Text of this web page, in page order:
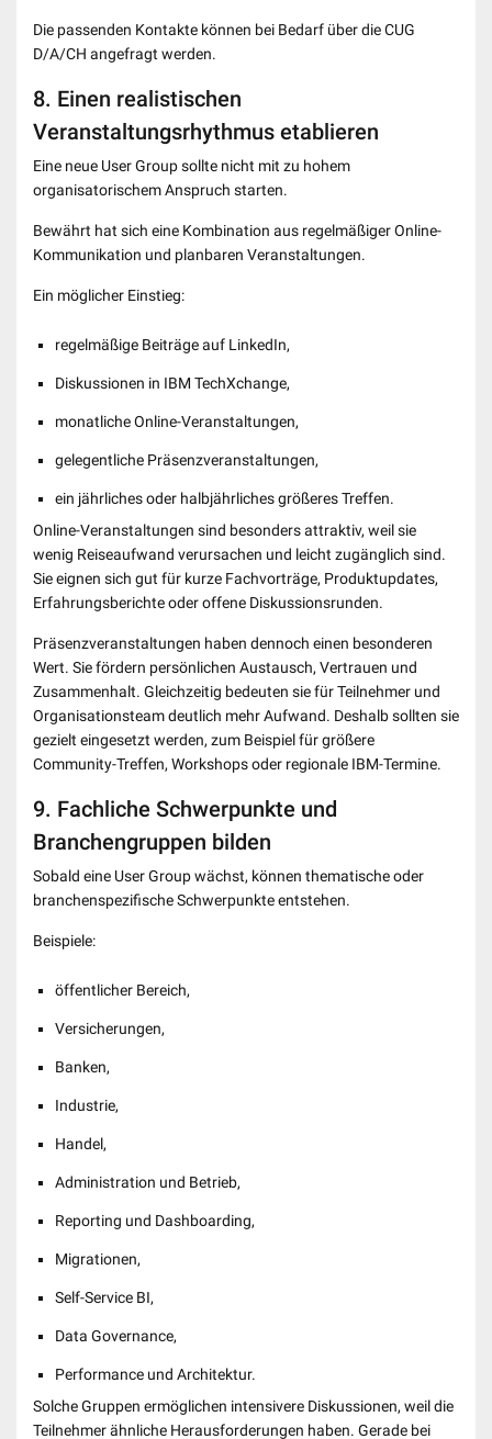
Die passenden Kontakte können bei Bedarf über die CUG
D/A/CH angefragt werden.
8. Einen realistischen
Veranstaltungsrhythmus etablieren
Eine neue User Group sollte nicht mit zu hohem
organisatorischem Anspruch starten.
Bewährt hat sich eine Kombination aus regelmäßiger Online-
Kommunikation und planbaren Veranstaltungen.
Ein möglicher Einstieg:
regelmäßige Beiträge auf LinkedIn,
Diskussionen in IBM TechXchange,
monatliche Online-Veranstaltungen,
gelegentliche Präsenzveranstaltungen,
ein jährliches oder halbjährliches größeres Treffen.
Online-Veranstaltungen sind besonders attraktiv, weil sie
wenig Reiseaufwand verursachen und leicht zugänglich sind.
Sie eignen sich gut für kurze Fachvorträge, Produktupdates,
Erfahrungsberichte oder offene Diskussionsrunden.
Präsenzveranstaltungen haben dennoch einen besonderen
Wert. Sie fördern persönlichen Austausch, Vertrauen und
Zusammenhalt. Gleichzeitig bedeuten sie für Teilnehmer und
Organisationsteam deutlich mehr Aufwand. Deshalb sollten sie
gezielt eingesetzt werden, zum Beispiel für größere
Community-Treffen, Workshops oder regionale IBM-Termine.
9. Fachliche Schwerpunkte und
Branchengruppen bilden
Sobald eine User Group wächst, können thematische oder
branchenspezifische Schwerpunkte entstehen.
Beispiele:
öffentlicher Bereich,
Versicherungen,
Banken,
Industrie,
Handel,
Administration und Betrieb,
Reporting und Dashboarding,
Migrationen,
Self-Service BI,
Data Governance,
Performance und Architektur.
Solche Gruppen ermöglichen intensivere Diskussionen, weil die
Teilnehmer ähnliche Herausforderungen haben. Gerade bei